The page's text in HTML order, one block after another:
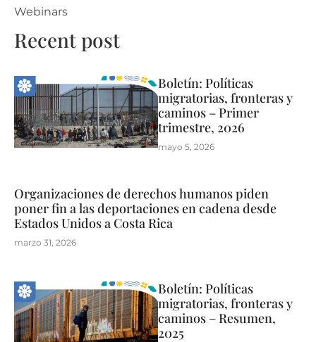
Webinars
Recent post
Boletín: Políticas
migratorias, fronteras y
caminos – Primer
trimestre, 2026
mayo 5, 2026
Organizaciones de derechos humanos piden
poner fin a las deportaciones en cadena desde
Estados Unidos a Costa Rica
marzo 31, 2026
Boletín: Políticas
migratorias, fronteras y
caminos – Resumen,
2025